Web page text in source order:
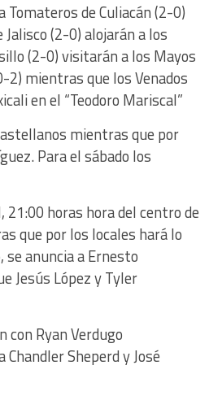
de Culiacán (2-0)
(2-0) alojarán a los
(2-0) visitarán a los Mayos
2) mientras que los Venados
en el “Teodoro Mariscal”
mientras que por
Para el sábado los
21:00 horas hora del centro de
que por los locales hará lo
se anuncia a Ernesto
Jesús López y Tyler
con Ryan Verdugo
Sheperd y José